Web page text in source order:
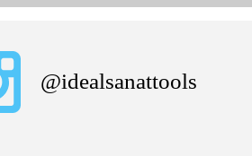
​idealsanattools@